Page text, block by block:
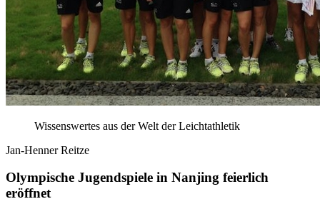
Wissenswertes aus der Welt der Leichtathletik
Jan-Henner Reitze
Olympische Jugendspiele in Nanjing feierlich
eröffnet